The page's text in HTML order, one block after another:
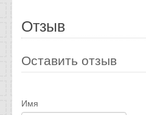
Отзыв
Оставить отзыв
Имя